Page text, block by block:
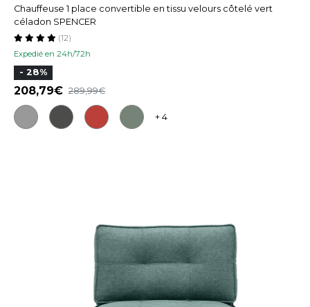
Chauffeuse 1 place convertible en tissu velours côtelé vert
céladon SPENCER
Expedié en 24h/72h
(12)
- 28%
208,79 289,99
+ 4